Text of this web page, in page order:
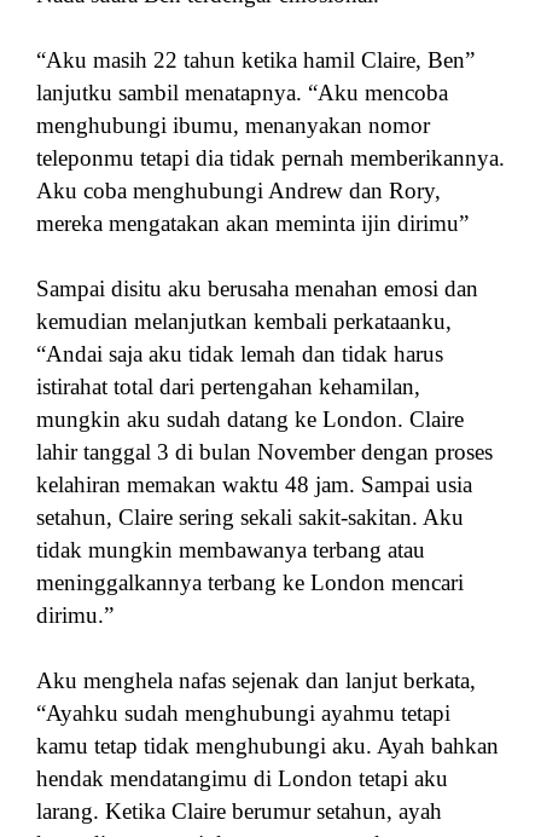
“Aku masih 22 tahun ketika hamil Claire, Ben”
lanjutku sambil menatapnya. “Aku mencoba
menghubungi ibumu, menanyakan nomor
teleponmu tetapi dia tidak pernah memberikannya.
Aku coba menghubungi Andrew dan Rory,
mereka mengatakan akan meminta ijin dirimu”
Sampai disitu aku berusaha menahan emosi dan
kemudian melanjutkan kembali perkataanku,
“Andai saja aku tidak lemah dan tidak harus
istirahat total dari pertengahan kehamilan,
mungkin aku sudah datang ke London. Claire
lahir tanggal 3 di bulan November dengan proses
kelahiran memakan waktu 48 jam. Sampai usia
setahun, Claire sering sekali sakit-sakitan. Aku
tidak mungkin membawanya terbang atau
meninggalkannya terbang ke London mencari
dirimu.”
Aku menghela nafas sejenak dan lanjut berkata,
“Ayahku sudah menghubungi ayahmu tetapi
kamu tetap tidak menghubungi aku. Ayah bahkan
hendak mendatangimu di London tetapi aku
larang. Ketika Claire berumur setahun, ayah